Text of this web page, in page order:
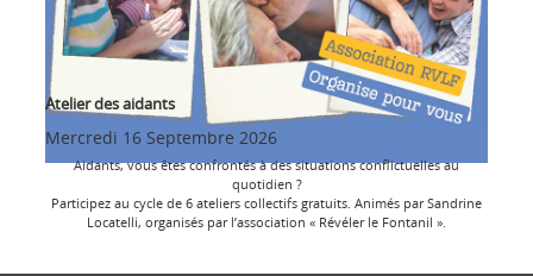
Atelier des aidants
Mercredi 16 Septembre 2026
Aidants, vous êtes confrontés à des situations conflictuelles au
quotidien ?
Participez au cycle de 6 ateliers collectifs gratuits. Animés par Sandrine
Locatelli, organisés par l’association « Révéler le Fontanil ».